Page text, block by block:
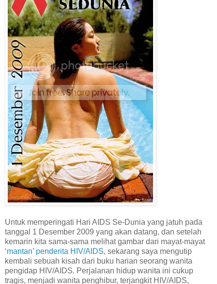
Untuk memperingati Hari AIDS Se-Dunia yang jatuh pada
tanggal 1 Desember 2009 yang akan datang, dan setelah
kemarin kita sama-sama melihat gambar dari mayat-mayat
‘mantan’ penderita HIV/AIDS, sekarang saya mengutip
kembali sebuah kisah dari buku harian seorang wanita
pengidap HIV/AIDS. Perjalanan hidup wanita ini cukup
tragis, menjadi wanita penghibur, terjangkit HIV/AIDS,